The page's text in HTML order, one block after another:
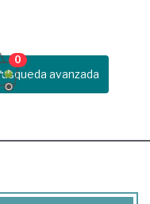
avanzada
0